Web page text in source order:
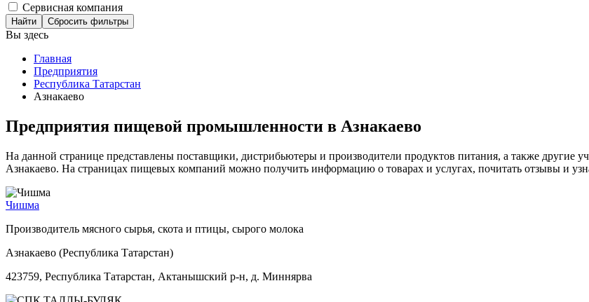
Сервисная компания
Сбросить фильтры
Вы здесь
Главная
Предприятия
Республика Татарстан
Азнакаево
Предприятия пищевой промышленности в Азнакаево
На данной странице представлены поставщики, дистрибьютеры и производители продуктов питания, а также
Азнакаево. На страницах пищевых компаний можно получить информацию о товарах и услугах, почитать отзывы и
Чишма
Производитель мясного сырья, скота и птицы, сырого молока
Азнакаево (Республика Татарстан)
423759, Республика Татарстан, Актанышский р-н, д. Миннярва